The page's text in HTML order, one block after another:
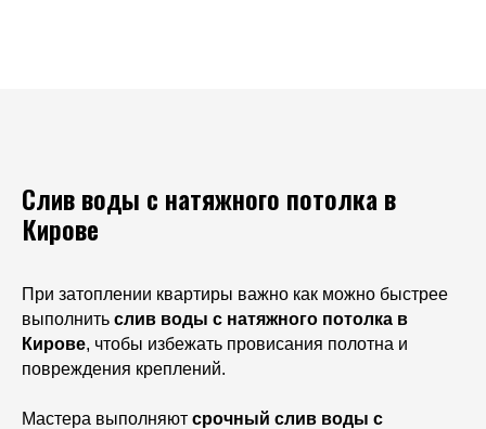
Слив воды с натяжного потолка в
Кирове
При затоплении квартиры важно как можно быстрее
выполнить слив воды с натяжного потолка в
Кирове, чтобы избежать провисания полотна и
повреждения креплений.
Мастера выполняют срочный слив воды с